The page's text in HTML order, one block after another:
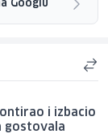
Googlu
i izbacio
gostovala